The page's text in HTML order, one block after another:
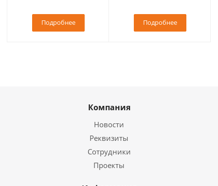
Подробнее Подробнее
Компания
Новости
Реквизиты
Сотрудники
Проекты